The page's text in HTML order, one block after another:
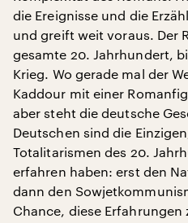
die Ereignisse und die
und greift weit voraus. Der
gesamte 20. Jahrhundert,
Krieg. Wo gerade mal der
Kaddour mit einer
aber steht die deutsche
Deutschen sind die
Totalitarismen des 20.
erfahren haben: erst den
dann den
Chance, diese Erfahrungen